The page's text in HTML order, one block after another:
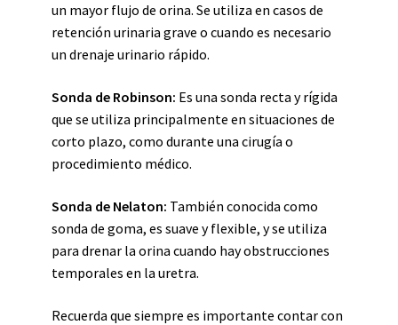
un mayor flujo de orina. Se utiliza en casos de
retención urinaria grave o cuando es necesario
un drenaje urinario rápido.
Sonda de Robinson: Es una sonda recta y rígida
que se utiliza principalmente en situaciones de
corto plazo, como durante una cirugía o
procedimiento médico.
Sonda de Nelaton: También conocida como
sonda de goma, es suave y flexible, y se utiliza
para drenar la orina cuando hay obstrucciones
temporales en la uretra.
Recuerda que siempre es importante contar con